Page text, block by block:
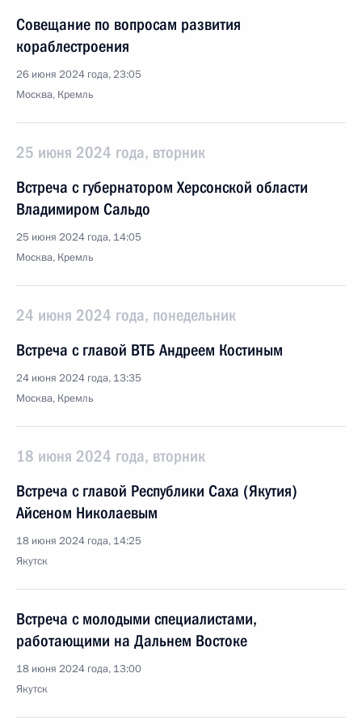
Совещание по вопросам развития
кораблестроения
26 июня 2024 года, 23:05
Москва, Кремль
25 июня 2024 года, вторник
Встреча с губернатором Херсонской области
Владимиром Сальдо
25 июня 2024 года, 14:05
Москва, Кремль
24 июня 2024 года, понедельник
Встреча с главой ВТБ Андреем Костиным
24 июня 2024 года, 13:35
Москва, Кремль
18 июня 2024 года, вторник
Встреча с главой Республики Саха (Якутия)
Айсеном Николаевым
18 июня 2024 года, 14:25
Якутск
Встреча с молодыми специалистами,
работающими на Дальнем Востоке
18 июня 2024 года, 13:00
Якутск